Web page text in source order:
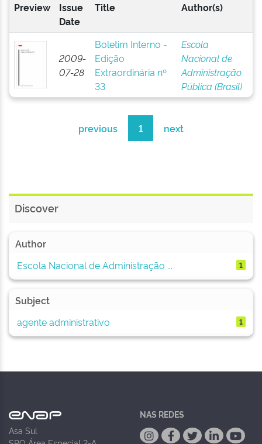
Preview
Issue
Date
Title Author(s)
2009-
07-28
Boletim Interno -
Edição
Extraordinária nº
33
Escola
Nacional de
Administração
Pública (Brasil)
previous 1 next
Discover
Author
Escola Nacional de Administração ...
1
Subject
agente administrativo
1
Asa Sul
NAS REDES